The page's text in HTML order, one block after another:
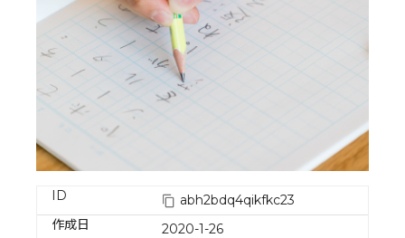
ID
abh2bdq4qikfkc23
作成日
2020-1-26